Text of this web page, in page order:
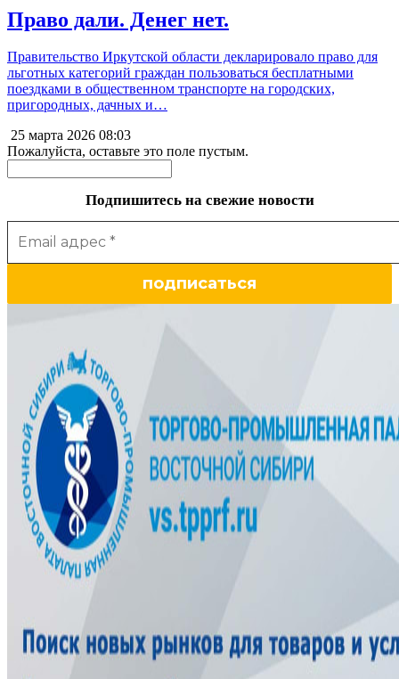
Право дали. Денег нет.
Правительство Иркутской области декларировало право для
льготных категорий граждан пользоваться бесплатными
поездками в общественном транспорте на городских,
пригородных, дачных и…
25 марта 2026 08:03
Пожалуйста, оставьте это поле пустым.
Подпишитесь на свежие новости